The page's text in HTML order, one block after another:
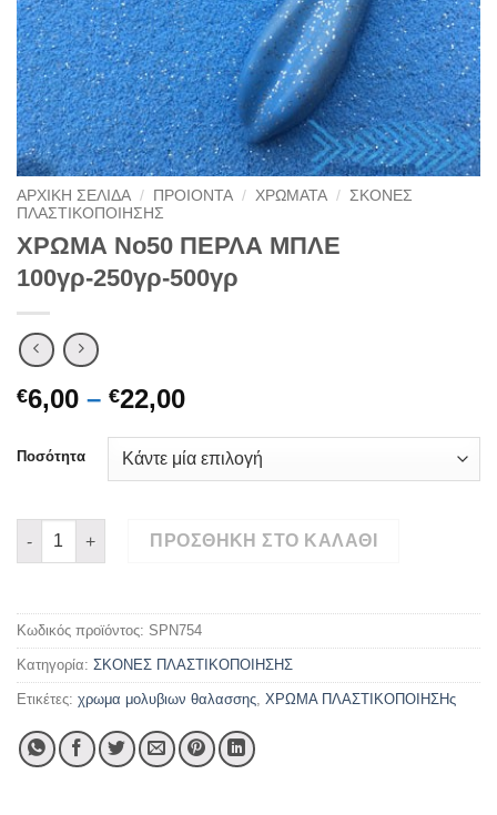
ΑΡΧΙΚΉ ΣΕΛΊΔΑ / ΠΡΟΙΟΝΤΑ / ΧΡΩΜΑΤΑ / ΣΚΟΝΕΣ
ΠΛΑΣΤΙΚΟΠΟΙΗΣΗΣ
ΧΡΩΜΑ Νο50 ΠΕΡΛΑ ΜΠΛΕ
100γρ-250γρ-500γρ
€6,00 – €22,00Price
€6,00
through
Ποσότητα
ΧΡΩΜΑ Νο50 ΠΕΡΛΑ ΜΠΛΕ 100γρ-250γρ-500γρ ποσότητα
ΠΡΟΣΘΉΚΗ ΣΤΟ ΚΑΛΆΘΙ
Κωδικός προϊόντος: SPN754
Κατηγορία: ΣΚΟΝΕΣ ΠΛΑΣΤΙΚΟΠΟΙΗΣΗΣ
Ετικέτες: χρωμα μολυβιων θαλασσης ΧΡΩΜΑ ΠΛΑΣΤΙΚΟΠΟΙΗΣΗς